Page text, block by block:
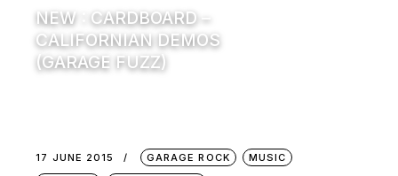
NEW : CARDBOARD –
CALIFORNIAN DEMOS
(GARAGE FUZZ)
17 JUNE 2015 GARAGE ROCK
MUSIC